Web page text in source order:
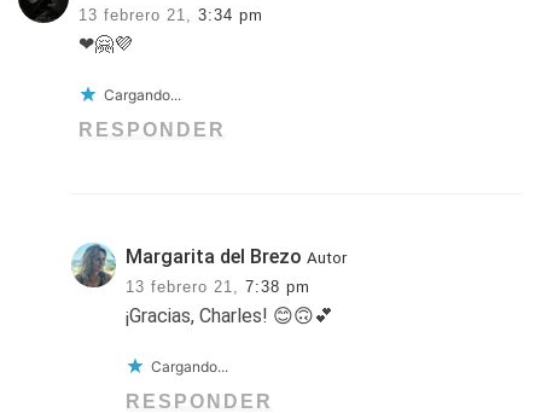
13 febrero 21, 3:34 pm
❤🤗💜
Cargando...
RESPONDER
Margarita del Brezo Autor
13 febrero 21,
7:38 pm
¡Gracias, Charles! 😊🙃💕
Cargando...
RESPONDER